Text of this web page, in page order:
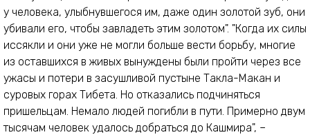
у человека, улыбнувшегося им, даже один золотой зуб, они
убивали его, чтобы завладеть этим золотом". "Когда их силы
иссякли и они уже не могли больше вести борьбу, многие
из оставшихся в живых вынуждены были пройти через все
ужасы и потери в засушливой пустыне Такла-Макан и
суровых горах Тибета. Но отказались подчиняться
пришельцам. Немало людей погибли в пути. Примерно двум
тысячам человек удалось добраться до Кашмира", –